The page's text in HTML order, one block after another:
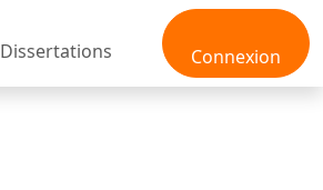
Connexion
Dissertations